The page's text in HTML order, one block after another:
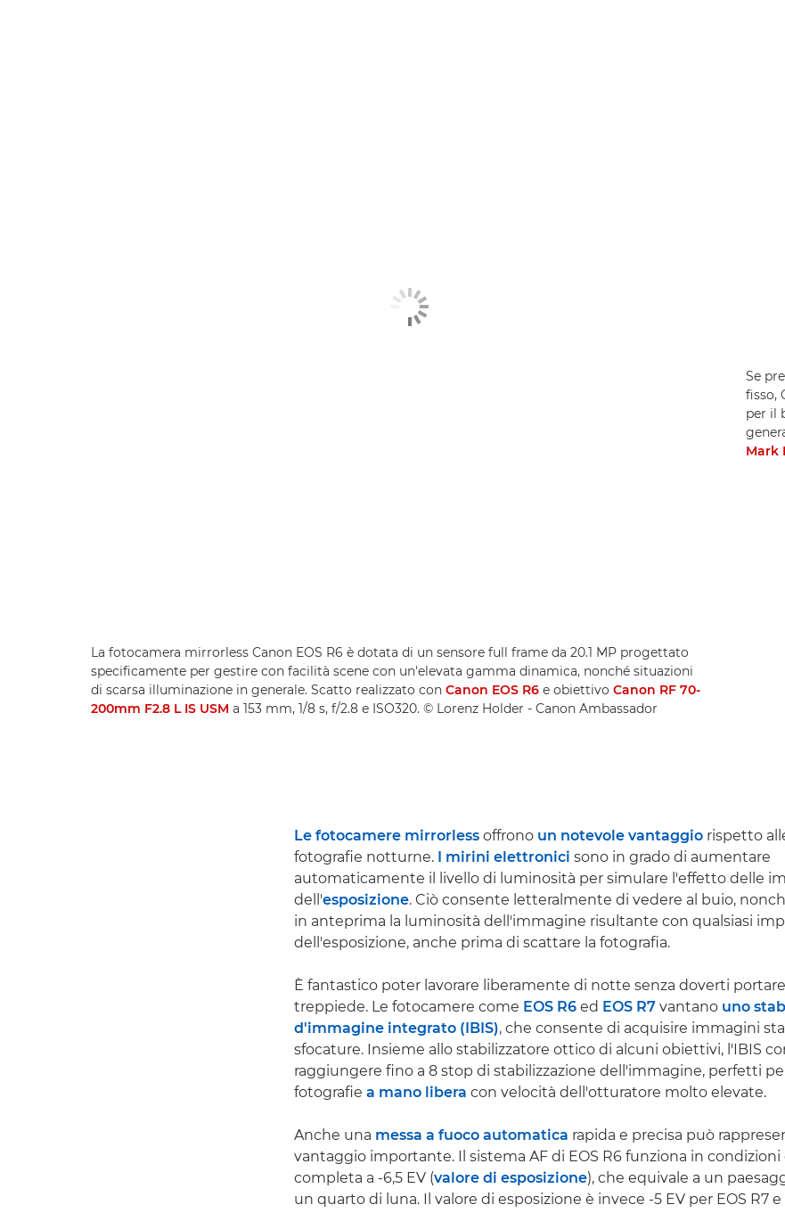
La fotocamera mirrorless Canon EOS R6 è dotata di un sensore full frame da 20.1 MP progettato
specificamente per gestire con facilità scene con un'elevata gamma dinamica, nonché situazioni
di scarsa illuminazione in generale. Scatto realizzato con Canon EOS R6 e obiettivo Canon RF 70-
200mm F2.8 L IS USM a 153 mm, 1/8 s, f/2.8 e ISO320. © Lorenz Holder - Canon Ambassador
Se
fisso,
per il
Mark
Le fotocamere mirrorless offrono un notevole vantaggio rispetto
fotografie notturne.
I mirini elettronici sono in grado di aumentare
automaticamente il livello di luminosità per simulare l'effetto delle
dell'esposizione. Ciò consente letteralmente di vedere al buio,
in anteprima la luminosità dell'immagine risultante con qualsiasi
dell'esposizione, anche prima di scattare la fotografia.
È fantastico poter lavorare liberamente di notte senza doverti
treppiede. Le fotocamere come EOS R6 ed EOS R7 vantano uno
d'immagine integrato (IBIS), che consente di acquisire immagini
sfocature. Insieme allo stabilizzatore ottico di alcuni obiettivi, l'IBIS
raggiungere fino a 8 stop di stabilizzazione dell'immagine, perfetti
fotografie a mano libera con velocità dell'otturatore molto elevate.
Anche una messa a fuoco automatica rapida e precisa può
vantaggio importante. Il sistema AF di EOS R6 funziona in
completa a -6,5 EV (valore di esposizione), che equivale a un
un quarto di luna. Il valore di esposizione è invece -5 EV per EOS R7